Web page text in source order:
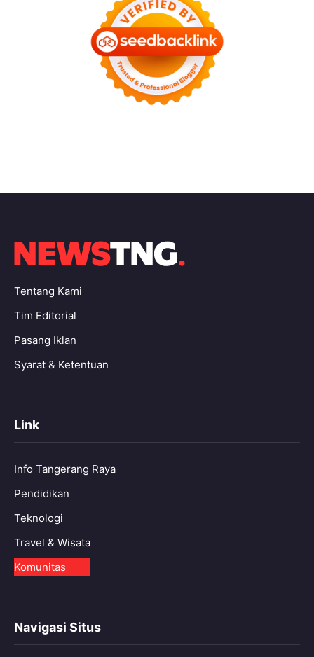
Tentang Kami
Tim Editorial
Pasang Iklan
Syarat & Ketentuan
Link
Info Tangerang Raya
Pendidikan
Teknologi
Travel & Wisata
Komunitas
Navigasi Situs